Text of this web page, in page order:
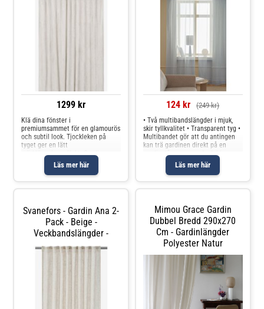
1299 kr
Läs mer här
Klä dina fönster i
premiumsammet för en glamourös
och subtil look. Tjockleken på
tyget ger en lätt
mörkläggningseffekt. Gardinerna
har multiheadtejp upptill, sydda
långsidor och overlocksöm nedtill.
Multiheadtejpen är en flexibel
124 kr (249 kr)
Läs mer här
• Två multibandslängder i mjuk,
skir tyllkvalitet • Transparent tyg •
Multibandet gör att du antingen
kan trä gardinen direkt på en
gardinstång genom de dolda
hällorna eller använda ringar och
nålkrokar (ej fingerkrokar).
Produkten innehåller spårbar
Svanefors - Gardin Ana 2-
Pack - Beige -
Veckbandslängder -
Mimou Grace Gardin
Dubbel Bredd 290x270
Cm - Gardinlängder
Polyester Natur